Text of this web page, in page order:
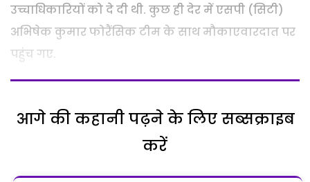
उच्चाधिकारियों को दे दी थी. कुछ ही देर में एसपी (सिटी)
अभिषेक कुमार फोरैंसिक टीम के साथ मौकाएवारदात पर
पहुंच गए.
आगे की कहानी पढ़ने के लिए सब्सक्राइब
करें